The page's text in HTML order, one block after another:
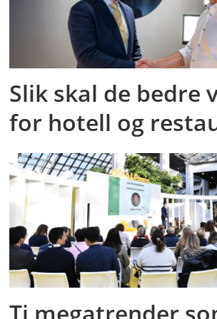
Slik skal de bedre
for hotell og
Ti megatrender